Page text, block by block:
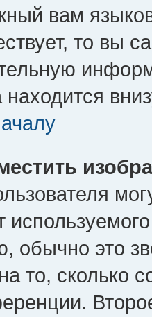
вам
то вы
обычно это
то, сколько